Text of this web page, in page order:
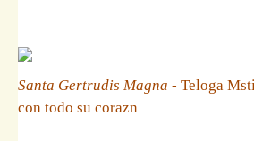
Santa Gertrudis Magna - Teloga
con todo su corazn